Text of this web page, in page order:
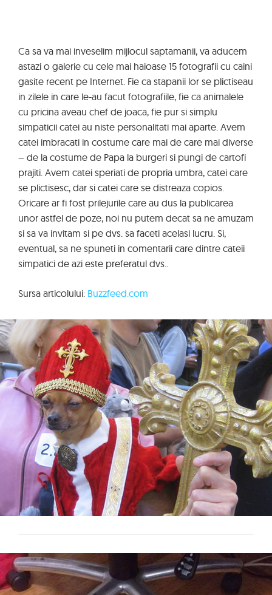
Ca sa va mai inveselim mijlocul saptamanii, va aducem
astazi o galerie cu cele mai haioase 15 fotografii cu caini
gasite recent pe Internet. Fie ca stapanii lor se plictiseau
in zilele in care le-au facut fotografiile, fie ca animalele
cu pricina aveau chef de joaca, fie pur si simplu
simpaticii catei au niste personalitati mai aparte. Avem
catei imbracati in costume care mai de care mai diverse
– de la costume de Papa la burgeri si pungi de cartofi
prajiti. Avem catei speriati de propria umbra, catei care
se plictisesc, dar si catei care se distreaza copios.
Oricare ar fi fost prilejurile care au dus la publicarea
unor astfel de poze, noi nu putem decat sa ne amuzam
si sa va invitam si pe dvs. sa faceti acelasi lucru. Si,
eventual, sa ne spuneti in comentarii care dintre cateii
simpatici de azi este preferatul dvs..
Sursa articolului: Buzzfeed.com